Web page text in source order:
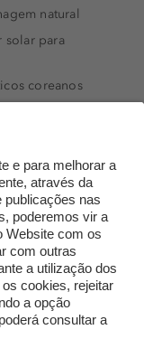
natural
solar para
coreanos
árabes
Perfumes
Perfumes
Postiças
Homem